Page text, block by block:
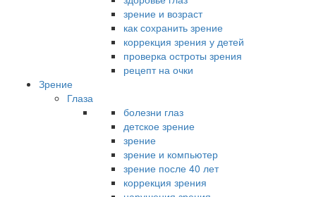
зрение и возраст
как сохранить зрение
коррекция зрения у детей
проверка остроты зрения
рецепт на очки
Зрение
Глаза
болезни глаз
детское зрение
зрение
зрение и компьютер
зрение после 40 лет
коррекция зрения